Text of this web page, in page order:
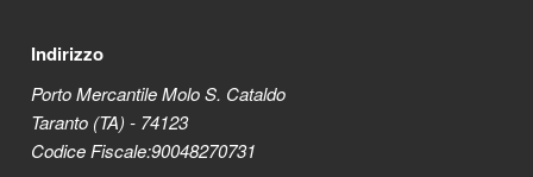
Indirizzo
Porto Mercantile Molo S. Cataldo
Taranto (TA) - 74123
Codice Fiscale:90048270731